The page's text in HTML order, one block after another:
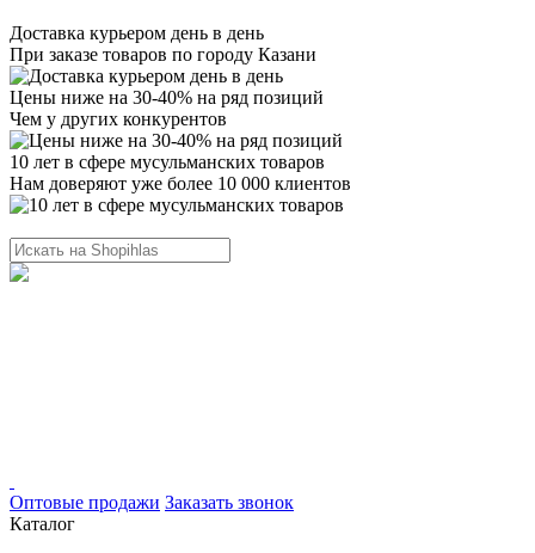
Доставка курьером день в день
При заказе товаров по городу Казани
Цены ниже на 30-40% на ряд позиций
Чем у других конкурентов
10 лет в сфере мусульманских товаров
Нам доверяют уже более 10 000 клиентов
Оптовые продажи Заказать звонок
Каталог